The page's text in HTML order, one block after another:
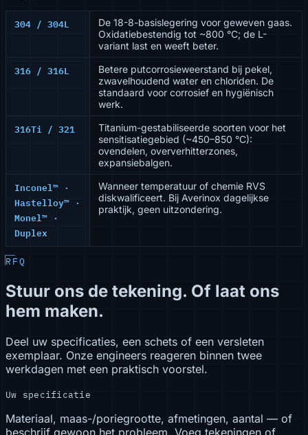
304 / 304L
De 18-8-basislegering voor geweven gaas.
Oxidatiebestendig tot ~800 °C; de L-
variant last en weeft beter.
316 / 316L
Betere putcorrosieweerstand bij pekel,
zwavelhoudend water en chloriden. De
standaard voor corrosief en hygiënisch
werk.
316Ti / 321
Titanium-gestabiliseerde soorten voor het
sensitisatiegebied (~450–850 °C):
ovendelen, oververhitterzones,
expansiebalgen.
Inconel™ ·
Hastelloy™ ·
Monel™ ·
Duplex
Wanneer temperatuur of chemie RVS
diskwalificeert. Bij Averinox dagelijkse
praktijk, geen uitzondering.
RFQ
Stuur ons de tekening. Of laat ons
hem maken.
Deel uw specificaties, een schets of een versleten
exemplaar. Onze engineers reageren binnen twee
werkdagen met een praktisch voorstel.
Uw specificatie
Materiaal, maas-/poriegrootte, afmetingen, aantal — of
beschrijf gewoon het probleem. Voeg tekeningen of